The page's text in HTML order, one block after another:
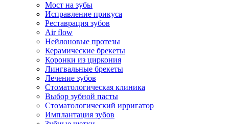
Мост на зубы
Исправление прикуса
Реставрация зубов
Air flow
Нейлоновые протезы
Керамические брекеты
Коронки из циркония
Лингвальные брекеты
Лечение зубов
Стоматологическая клиника
Выбор зубной пасты
Стоматологический ирригатор
Имплантация зубов